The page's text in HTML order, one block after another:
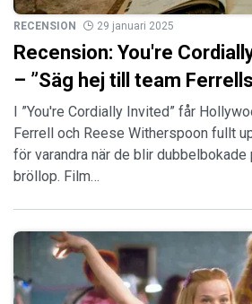
RECENSION 29 januari 2025
Recension: You're
– ”Säg hej till team
I ”You're Cordially Invited” får
Ferrell och Reese Witherspoon fullt
för varandra när de blir
bröllop. Film…